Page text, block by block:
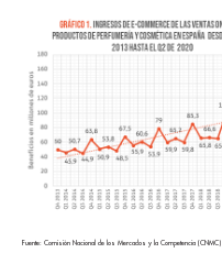
Fuente: Comisión Nacional de los Mercados y la Competencia (CNMC)